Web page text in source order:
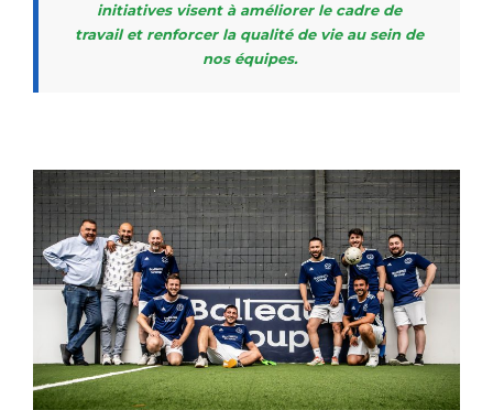
initiatives visent à améliorer le cadre de
travail et renforcer la qualité de vie au sein de
nos équipes.